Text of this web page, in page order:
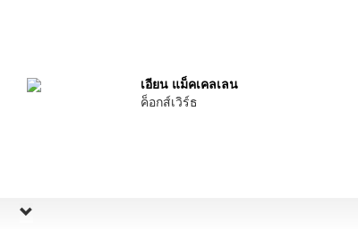
เอียน แม็คเคลเลน
ค็อกส์เวิร์ธ